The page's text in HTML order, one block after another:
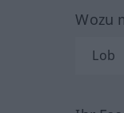
Wozu